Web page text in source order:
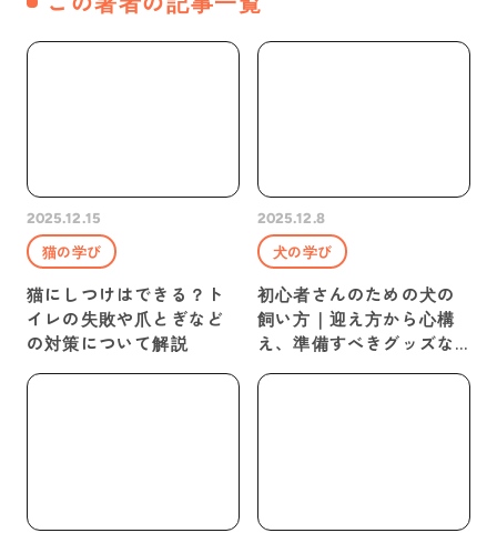
2025.12.15
猫の学び
猫にしつけはできる？ト
イレの失敗や爪とぎなど
の対策について解説
2025.12.8
犬の学び
初心者さんのための犬の
飼い方｜迎え方から心構
え、準備すべきグッズな
どを紹介